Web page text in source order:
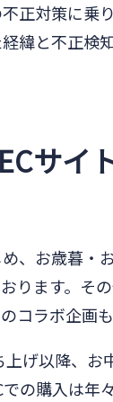
正対策に乗
緯と不正検
サイ
、お歳暮・
ります。そ
コラボ企画も
げ以降、
の購入は年